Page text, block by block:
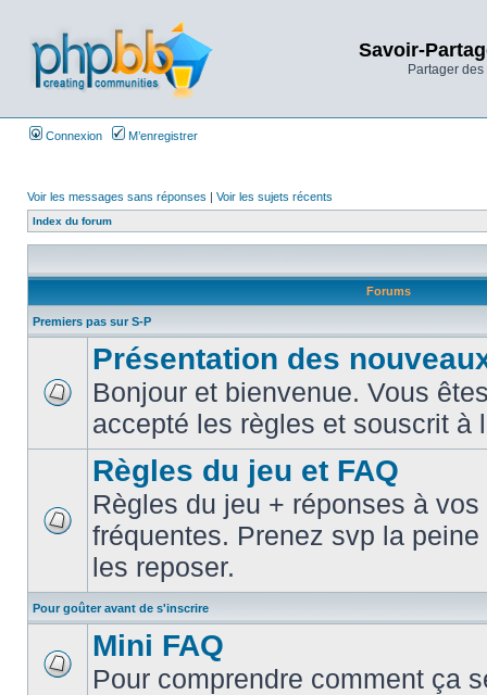
Savoir-
Partager
Connexion M’enregistrer
Voir les messages sans réponses | Voir les sujets récents
Index du forum
Forums
Premiers pas sur S-P
Présentation des
Bonjour et bienvenue. Vous
accepté les règles et souscrit à
Règles du jeu et FAQ
Règles du jeu + réponses à
fréquentes. Prenez svp la
les reposer.
Pour goûter avant de s'inscrire
Mini FAQ
Pour comprendre comment ça